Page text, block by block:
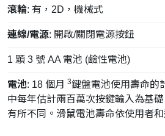
滾輪: 有，2D，機械式
連線/電源: 開啟/關閉電源按鈕
1 顆 3 號 AA 電池 (鹼性電池)
電池: 18 個月 3鍵盤電池使用壽命的
中每年估計兩百萬次按鍵輸入為基
有所不同。滑鼠電池壽命依使用者